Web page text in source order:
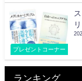
プレゼントコーナー
ランキング